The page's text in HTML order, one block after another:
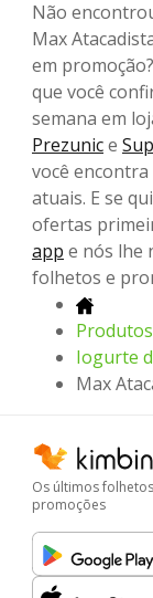
Não
Max
em
que você
semana em
Prezunice
você
atuais. E se
ofertas
app e nós lhe
folhetos e
Produtos
Iogurte
Max
Os últimos
promoções